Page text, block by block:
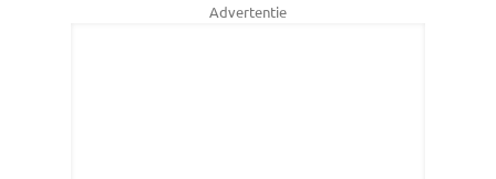
Advertentie